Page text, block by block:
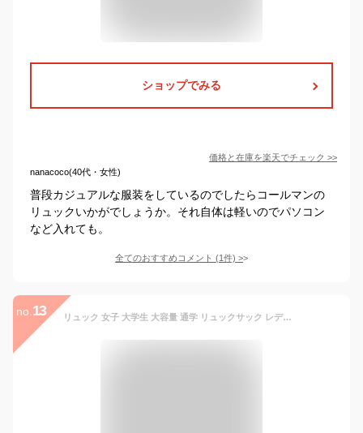
ショップでみる
価格と在庫を楽天でチェック >>
nanacoco(40代・女性)
普段カジュアルな服装をしているのでしたらコールマンの
リュックいかがでしょうか。それ自体は軽いのでパソコン
など入れても。
全てのおすすめコメント (1件) >
no. 13 リュック 女子 大学生 大容量 通学 リュックサック レディース メンズ 軽量 多機能 通勤バッグ 収納 大人気 おすすめ 2way バックパック A4対応 PC 撥水 おしゃれ 大きめ 男女兼用 高校生 韓国 可愛い 旅行 カジュアル かばん スクールバッグ 大学生 入学式 黒 青 白 赤 灰色